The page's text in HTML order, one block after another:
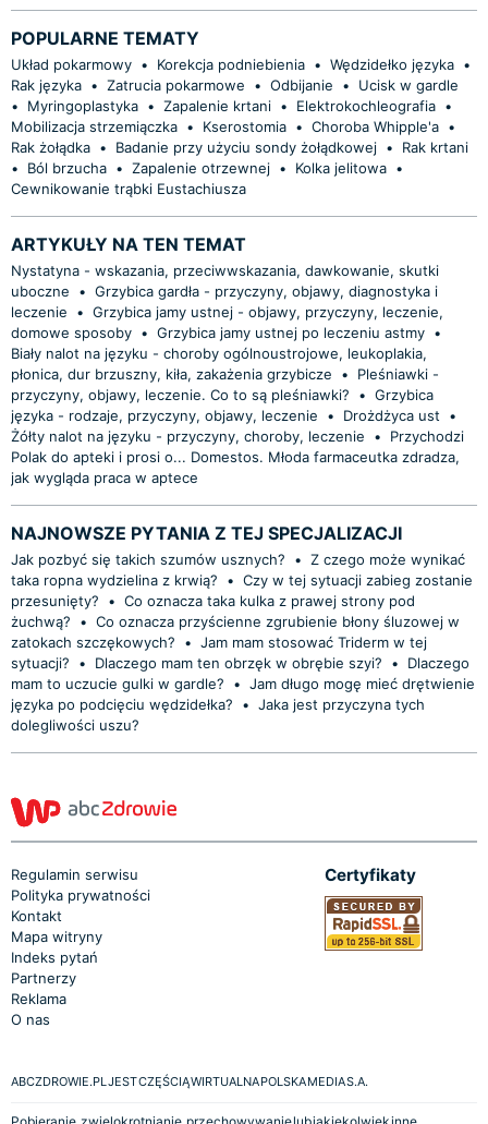
POPULARNE TEMATY
Układ pokarmowy • Korekcja podniebienia • Wędzidełko języka •
Rak języka • Zatrucia pokarmowe • Odbijanie •
Ucisk w gardle
•
Myringoplastyka • Zapalenie krtani • Elektrokochleografia •
Mobilizacja strzemiączka • Kserostomia • Choroba Whipple'a •
Rak żołądka • Badanie przy użyciu sondy żołądkowej •
Rak krtani
•
Ból brzucha • Zapalenie otrzewnej • Kolka jelitowa •
Cewnikowanie trąbki Eustachiusza
ARTYKUŁY NA TEN TEMAT
Nystatyna - wskazania, przeciwwskazania, dawkowanie, skutki
uboczne
• Grzybica gardła - przyczyny, objawy, diagnostyka i
leczenie
• Grzybica jamy ustnej - objawy, przyczyny, leczenie,
domowe sposoby • Grzybica jamy ustnej po leczeniu astmy •
Biały nalot na języku - choroby ogólnoustrojowe, leukoplakia,
płonica, dur brzuszny, kiła, zakażenia grzybicze
•
Pleśniawki -
przyczyny, objawy, leczenie. Co to są pleśniawki?
• Grzybica
języka - rodzaje, przyczyny, objawy, leczenie
• Drożdżyca ust
•
Żółty nalot na języku - przyczyny, choroby, leczenie
•
Przychodzi
Polak do apteki i prosi o... Domestos. Młoda farmaceutka zdradza,
jak wygląda praca w aptece
NAJNOWSZE PYTANIA Z TEJ SPECJALIZACJI
Jak pozbyć się takich szumów usznych? • Z czego może wynikać
taka ropna wydzielina z krwią?
• Czy w tej sytuacji zabieg zostanie
przesunięty?
• Co oznacza taka kulka z prawej strony pod
żuchwą?
• Co oznacza przyścienne zgrubienie błony śluzowej w
zatokach szczękowych?
• Jam mam stosować Triderm w tej
sytuacji?
• Dlaczego mam ten obrzęk w obrębie szyi? •
Dlaczego
mam to uczucie gulki w gardle?
• Jam długo mogę mieć drętwienie
języka po podcięciu wędzidełka?
• Jaka jest przyczyna tych
dolegliwości uszu?
Regulamin serwisu
Polityka prywatności
Kontakt
Mapa witryny
Indeks pytań
Partnerzy
Reklama
O nas
Certyfikaty
ABCZDROWIE.PL JEST CZĘŚCIĄ WIRTUALNA POLSKA MEDIA S.A.